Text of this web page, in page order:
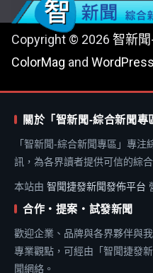
Copyright © 2026 智新
ColorMag and WordPress
關於「智新聞-綜合新聞專
「智新聞-綜合新聞專區」專
訊，為各界讀者提供可信的綜
本站由 智聞捷發新聞發佈平台
合作・提案・試發新聞
歡迎企業、品牌與各界夥伴與
專業觀點，可經由「智聞捷發
聞網絡。